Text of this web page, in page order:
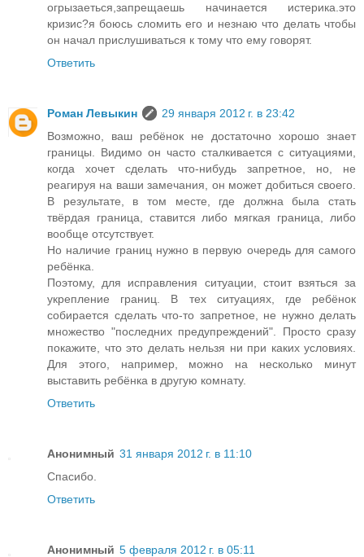
огрызаеться,запрещаешь начинается истерика.это
кризис?я боюсь сломить его и незнаю что делать чтобы
он начал прислушиваться к тому что ему говорят.
Ответить
Роман Левыкин
29 января 2012 г. в 23:42
Возможно, ваш ребёнок не достаточно хорошо знает
границы. Видимо он часто сталкивается с ситуациями,
когда хочет сделать что-нибудь запретное, но, не
реагируя на ваши замечания, он может добиться своего.
В результате, в том месте, где должна была стать
твёрдая граница, ставится либо мягкая граница, либо
вообще отсутствует.
Но наличие границ нужно в первую очередь для самого
ребёнка.
Поэтому, для исправления ситуации, стоит взяться за
укрепление границ. В тех ситуациях, где ребёнок
собирается сделать что-то запретное, не нужно делать
множество "последних предупреждений". Просто сразу
покажите, что это делать нельзя ни при каких условиях.
Для этого, например, можно на несколько минут
выставить ребёнка в другую комнату.
Ответить
Анонимный 31 января 2012 г. в 11:10
Спасибо.
Ответить
Анонимный 5 февраля 2012 г. в 05:11